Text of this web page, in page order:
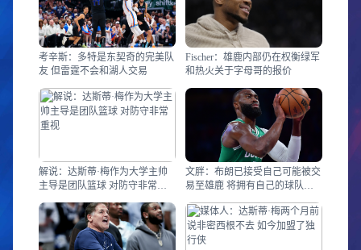
考辛斯：多特是东契奇的完美队
友 但雷霆不会和湖人交易
Fischer：雄鹿内部仍在权衡绿军
和热火关于字母哥的报价
解说：达斯蒂·梅作为大学主帅
主导是团队篮球 对防守非常重
文胖：布朗已接受自己可能被交
易至雄鹿 将拥有自己的球队这